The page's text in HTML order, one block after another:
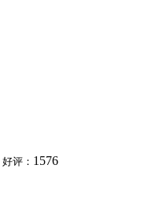
好评： 1576